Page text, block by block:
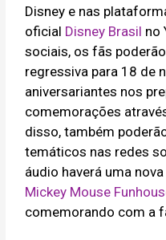
Disney e nas
oficial Disney Brasil no
sociais, os fãs
regressiva para 18 de
aniversariantes nos
comemorações
disso, também
temáticos nas redes
áudio haverá uma
Mickey Mouse
comemorando com a